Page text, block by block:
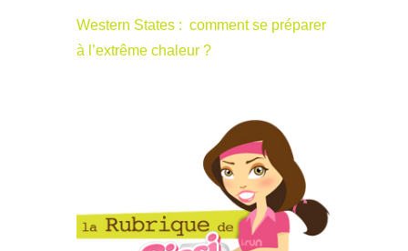
Western States : comment se préparer
à l’extrême chaleur ?